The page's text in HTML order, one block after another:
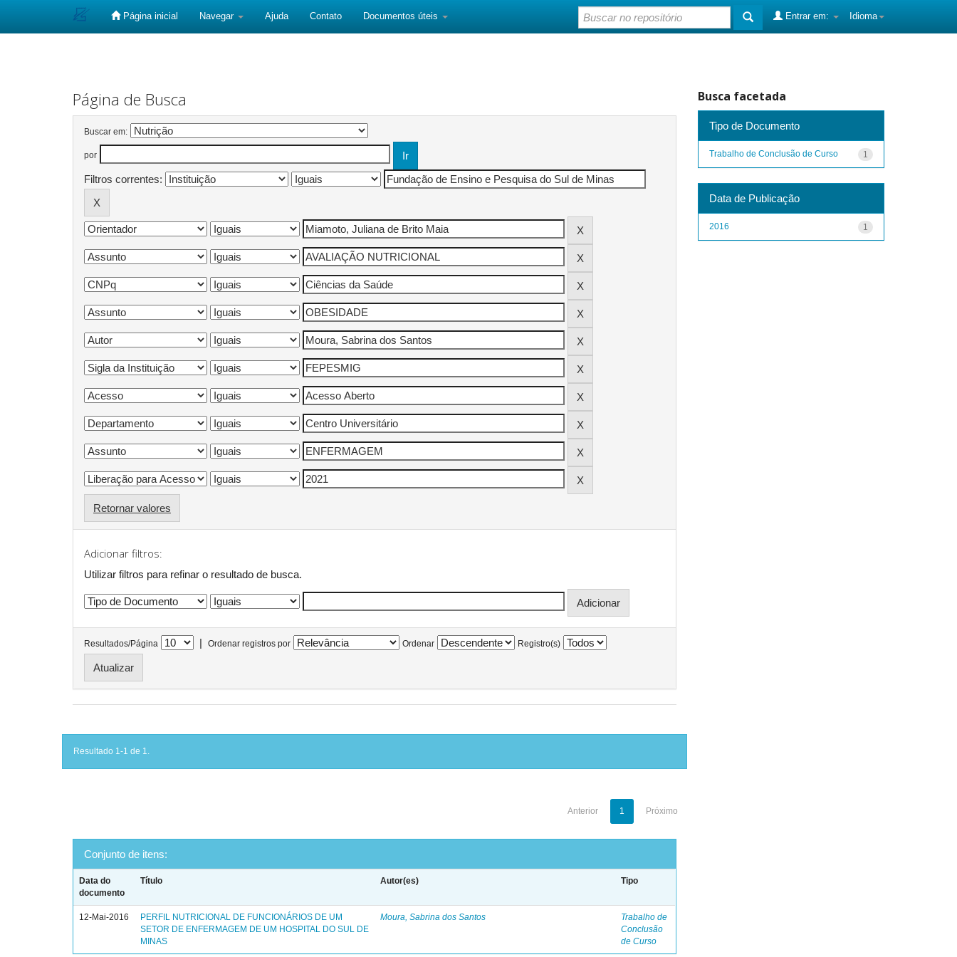
Página inicial Navegar Ajuda Contato Documentos úteis Idioma
Entrar em:
Página de Busca
Buscar em:
por
Filtros correntes:
Retornar valores
Adicionar filtros:
Utilizar filtros para refinar o resultado de busca.
Resultados/Página | Ordenar registros por Ordenar Registro(s)
Resultado 1-1 de 1.
Anterior 1 Próximo
Conjunto de itens:
Data do
documento
Título Autor(es) Tipo
12-Mai-2016
PERFIL NUTRICIONAL DE FUNCIONÁRIOS DE UM
SETOR DE ENFERMAGEM DE UM HOSPITAL DO SUL DE
MINAS
Moura, Sabrina dos Santos
Trabalho de
Conclusão
de Curso
Busca facetada
Tipo de Documento
1
Trabalho de Conclusão de Curso
Data de Publicação
1
2016